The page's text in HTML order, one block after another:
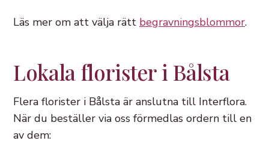
Läs mer om att välja rätt begravningsblommor.
Lokala florister i Bålsta
Flera florister i Bålsta är anslutna till Interflora.
När du beställer via oss förmedlas ordern till en
av dem: